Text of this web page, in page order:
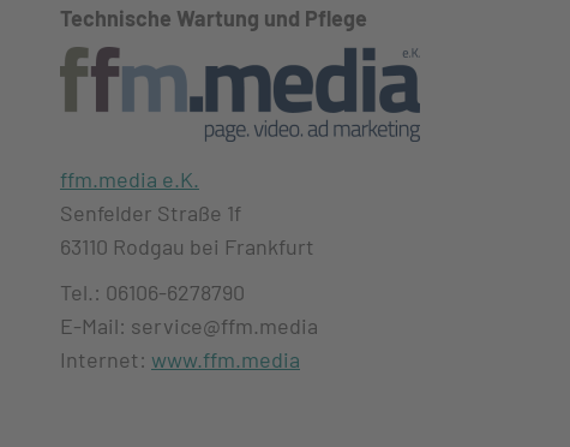
Technische Wartung und Pflege
ffm.media e.K.
Senfelder Straße 1f
63110 Rodgau bei Frankfurt
Tel.: 06106-6278790
E-Mail: service@ffm.media
Internet: www.ffm.media